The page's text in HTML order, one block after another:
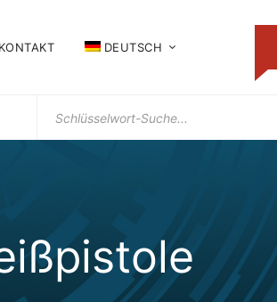
KONTAKT DEUTSCH
Sie